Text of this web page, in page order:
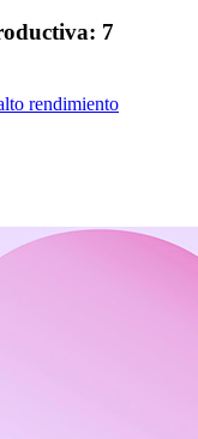
7
rendimiento